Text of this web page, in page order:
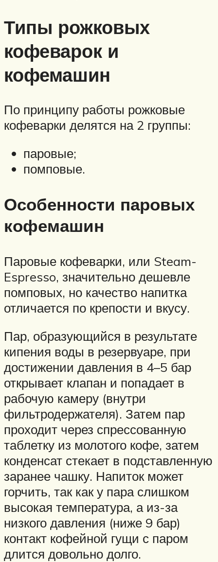
Типы рожковых
кофеварок и
кофемашин
По принципу работы рожковые
кофеварки делятся на 2 группы:
паровые;
помповые.
Особенности паровых
кофемашин
Паровые кофеварки, или Steam-
Espresso, значительно дешевле
помповых, но качество напитка
отличается по крепости и вкусу.
Пар, образующийся в результате
кипения воды в резервуаре, при
достижении давления в 4–5 бар
открывает клапан и попадает в
рабочую камеру (внутри
фильтродержателя). Затем пар
проходит через спрессованную
таблетку из молотого кофе, затем
конденсат стекает в подставленную
заранее чашку. Напиток может
горчить, так как у пара слишком
высокая температура, а из-за
низкого давления (ниже 9 бар)
контакт кофейной гущи с паром
длится довольно долго.